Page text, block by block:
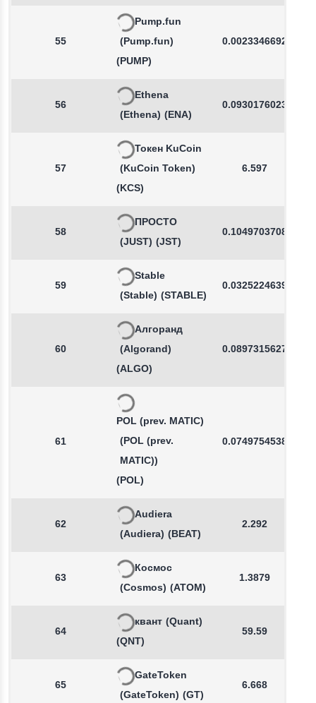
55
Pump.fun
(Pump.fun)
(PUMP)
0.0023346692
56
Ethena
(Ethena) (ENA)
0.0930176023
57
Токен KuCoin
(KuCoin Token)
(KCS)
6.597
58
ПРОСТО
(JUST) (JST)
0.1049703708
59
Stable
(Stable) (STABLE)
0.0325224639
60
Алгоранд
(Algorand)
(ALGO)
0.0897315627
61
POL (prev. MATIC)
(POL (prev.
MATIC))
(POL)
0.0749754538
62
Audiera
(Audiera) (BEAT)
2.292
63
Космос
(Cosmos) (ATOM)
1.3879
64
квант (Quant)
(QNT)
59.59
65
GateToken
(GateToken) (GT)
6.668